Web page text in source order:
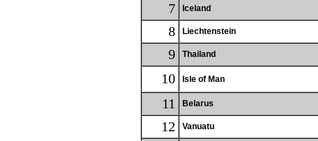
7 Iceland
8 Liechtenstein
9 Thailand
10 Isle of Man
11 Belarus
12 Vanuatu